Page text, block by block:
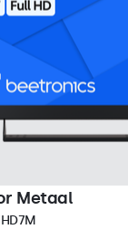
Metaal